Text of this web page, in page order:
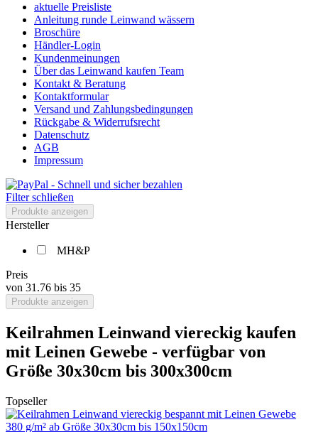
aktuelle Preisliste
Anleitung runde Leinwand wässern
Broschüre
Händler-Login
Kundenmeinungen
Über das Leinwand kaufen Team
Kontakt & Beratung
Kontaktformular
Versand und Zahlungsbedingungen
Rückgabe & Widerrufsrecht
Datenschutz
AGB
Impressum
Filter schließen
Produkte anzeigen
Hersteller
MH&P
Preis
von 31.76 bis 35
Produkte anzeigen
Keilrahmen Leinwand viereckig kaufen
mit Leinen Gewebe - verfügbar von
Größe 30x30cm bis 300x300cm
Topseller